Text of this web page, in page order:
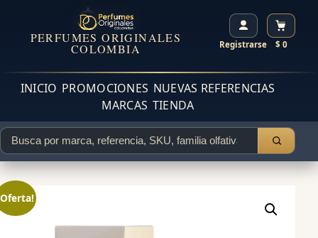
PERFUMES ORIGINALES
COLOMBIA Registrarse $ 0
INICIO PROMOCIONES NUEVAS REFERENCIAS
MARCAS TIENDA